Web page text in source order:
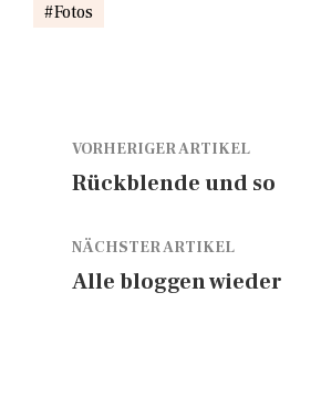
Fotos
VORHERIGER ARTIKEL
Rückblende und so
NÄCHSTER ARTIKEL
Alle bloggen wieder